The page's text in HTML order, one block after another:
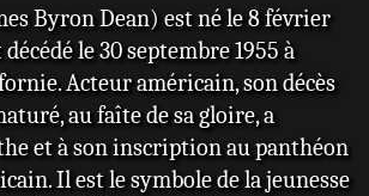
Byron Dean) est né le 8 février
le 30 septembre 1955 à
Acteur américain, son décès
au faîte de sa gloire, a
et à son inscription au panthéon
Il est le symbole de la jeunesse